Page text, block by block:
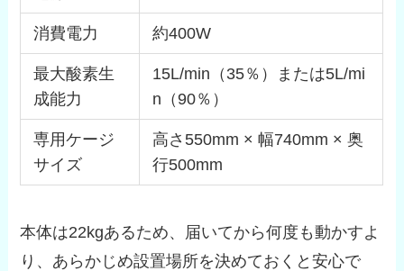
消費電力 約400W
最大酸素生
成能力
15L/min（35％）または5L/mi
n（90％）
専用ケージ
サイズ
高さ550mm × 幅740mm × 奥
行500mm
本体は22kgあるため、届いてから何度も動かすよ
り、あらかじめ設置場所を決めておくと安心で